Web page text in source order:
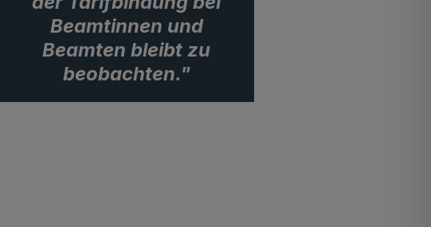
Beamtinnen und
Beamten bleibt zu
beobachten."